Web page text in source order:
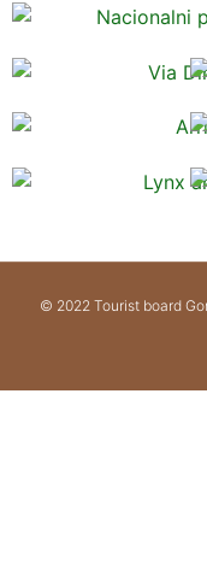
© 2022 Tourist board